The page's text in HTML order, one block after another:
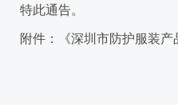
特此通告。
附件：《深圳市防护服装产品